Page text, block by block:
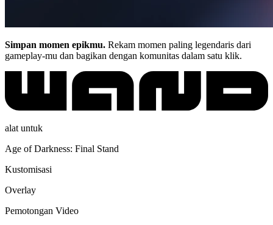
Simpan momen epikmu. Rekam momen paling legendaris dari
gameplay-mu dan bagikan dengan komunitas dalam satu klik.
alat untuk
Age of Darkness: Final Stand
Kustomisasi
Overlay
Pemotongan Video